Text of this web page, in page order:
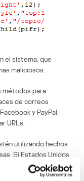
el sistema, que
maliciosos.
métodos para
de correos
y PayPal.
URLs.
utilizando hechos
Si Estados Unidos
seguro veremos